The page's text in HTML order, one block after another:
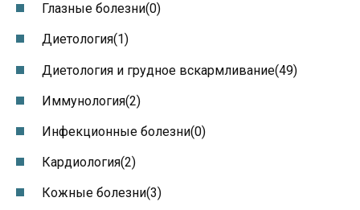
Глазные болезни(0)
Диетология(1)
Диетология и грудное вскармливание(49)
Иммунология(2)
Инфекционные болезни(0)
Кардиология(2)
Кожные болезни(3)